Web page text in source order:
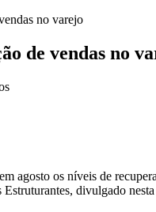
no varejo
de vendas no
em
de
vendas
agosto os níveis de
divulgado